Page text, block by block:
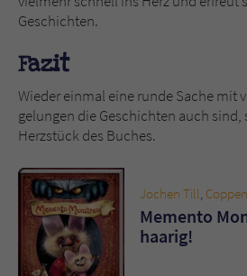
Geschichten.
Fazit
Wieder einmal eine runde Sache mit
gelungen die Geschichten auch sind,
Herzstück des Buches.
Jochen Till,
Memento
haarig!